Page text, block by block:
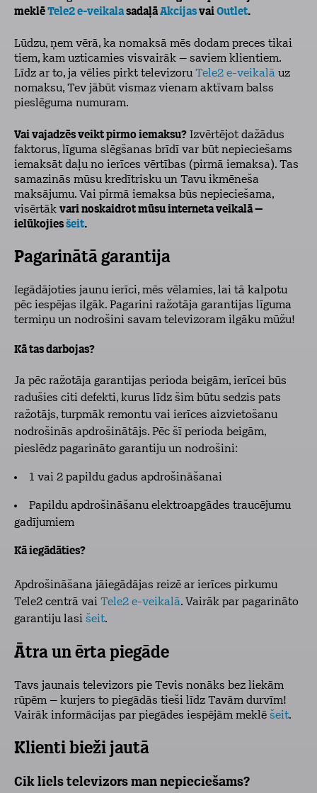
meklēTele2 e-veikalasadaļāAkcijasvaiOutlet.
Lūdzu, ņem vērā, ka nomaksā mēs dodam preces tikai
tiem, kam uzticamies visvairāk – saviem klientiem.
Līdz ar to, ja vēlies pirkt televizoru Tele2 e-veikalā uz
nomaksu, Tev jābūt vismaz vienam aktīvam balss
pieslēguma numuram.
Vai vajadzēs veikt pirmo iemaksu? Izvērtējot dažādus
faktorus, līguma slēgšanas brīdī var būt nepieciešams
iemaksāt daļu no ierīces vērtības (pirmā iemaksa). Tas
samazinās mūsu kredītrisku un Tavu ikmēneša
maksājumu. Vai pirmā iemaksa būs nepieciešama,
visērtāk vari noskaidrot mūsu interneta veikalā –
ielūkojiesšeit.
Pagarinātā garantija
Iegādājoties jaunu ierīci, mēs vēlamies, lai tā kalpotu
pēc iespējas ilgāk. Pagarini ražotāja garantijas līguma
termiņu un nodrošini savam televizoram ilgāku mūžu!
Kā tas darbojas?
Ja pēc ražotāja garantijas perioda beigām, ierīcei būs
radušies citi defekti, kurus līdz šim būtu sedzis pats
ražotājs, turpmāk remontu vai ierīces aizvietošanu
nodrošinās apdrošinātājs. Pēc šī perioda beigām,
pieslēdz pagarināto garantiju un nodrošini:
1 vai 2 papildu gadus apdrošināšanai
Papildu apdrošināšanu elektroapgādes traucējumu
gadījumiem
Kā iegādāties?
Apdrošināšana jāiegādājas reizē ar ierīces pirkumu
Tele2 centrā vai Tele2 e-veikalā. Vairāk par pagarināto
garantiju lasi šeit.
Ātra un ērta piegāde
Tavs jaunais televizors pie Tevis nonāks bez liekām
rūpēm – kurjers to piegādās tieši līdz Tavām durvīm!
Vairāk informācijas par piegādes iespējām meklē šeit.
Klienti bieži jautā
Cik liels televizors man nepieciešams?